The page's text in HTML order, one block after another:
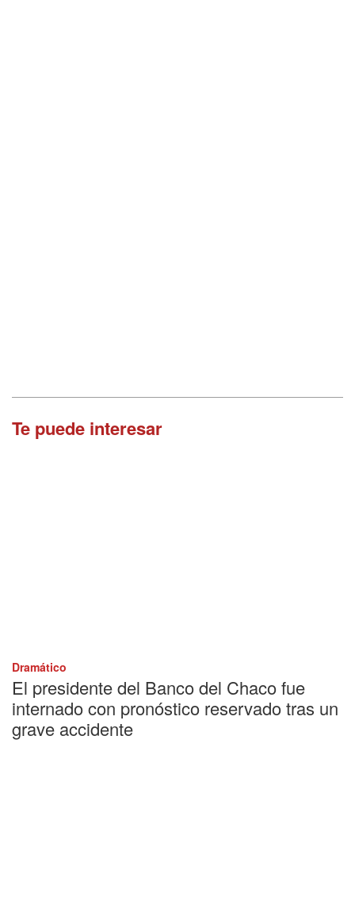
Te puede interesar
Dramático
El presidente del Banco del Chaco fue
internado con pronóstico reservado tras un
grave accidente